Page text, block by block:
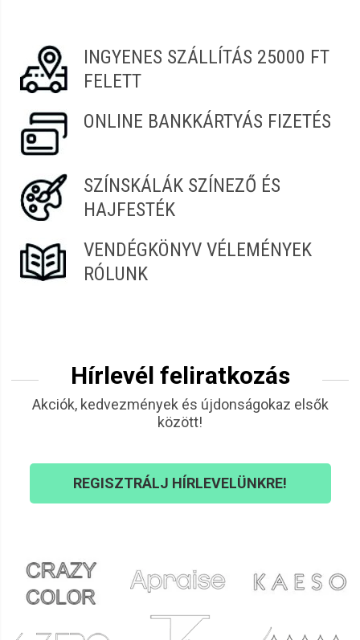
INGYENES SZÁLLÍTÁS 25000 FT
FELETT
ONLINE BANKKÁRTYÁS FIZETÉS
SZÍNSKÁLÁK SZÍNEZŐ ÉS
HAJFESTÉK
VENDÉGKÖNYV VÉLEMÉNYEK
RÓLUNK
Hírlevél feliratkozás
Akciók, kedvezmények és újdonságokaz elsők
között!
REGISZTRÁLJ HÍRLEVELÜNKRE!